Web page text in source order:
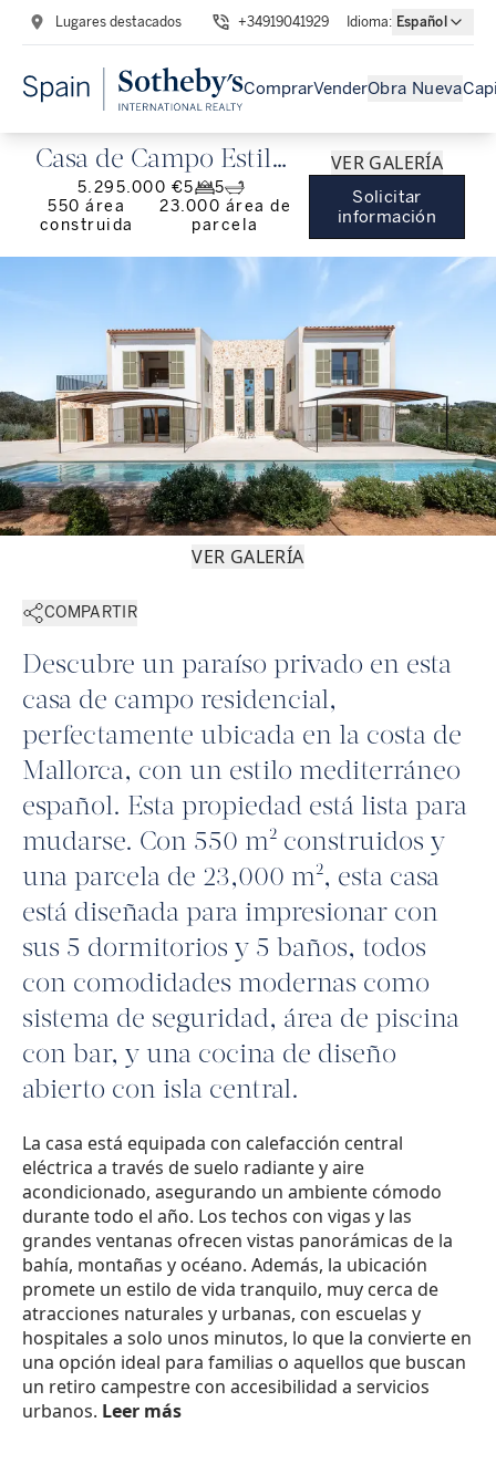
Lugares destacados +34919041929 Idioma: Español
ComprarVenderObra Nueva
Casa de Campo Estilo
Mediterráneo en
Mallorca
5.295.000 €5
5
550 área
construida
23.000 área de
parcela
VER GALERÍA
Solicitar
información
VER GALERÍA
COMPARTIR
Descubre un paraíso privado en esta
casa de campo residencial,
perfectamente ubicada en la costa de
Mallorca, con un estilo mediterráneo
español. Esta propiedad está lista para
mudarse. Con 550 m² construidos y
una parcela de 23,000 m², esta casa
está diseñada para impresionar con
sus 5 dormitorios y 5 baños, todos
con comodidades modernas como
sistema de seguridad, área de piscina
con bar, y una cocina de diseño
abierto con isla central.
La casa está equipada con calefacción central
eléctrica a través de suelo radiante y aire
acondicionado, asegurando un ambiente cómodo
durante todo el año. Los techos con vigas y las
grandes ventanas ofrecen vistas panorámicas de la
bahía, montañas y océano. Además, la ubicación
promete un estilo de vida tranquilo, muy cerca de
atracciones naturales y urbanas, con escuelas y
hospitales a solo unos minutos, lo que la convierte en
una opción ideal para familias o aquellos que buscan
un retiro campestre con accesibilidad a servicios
urbanos. Leer más